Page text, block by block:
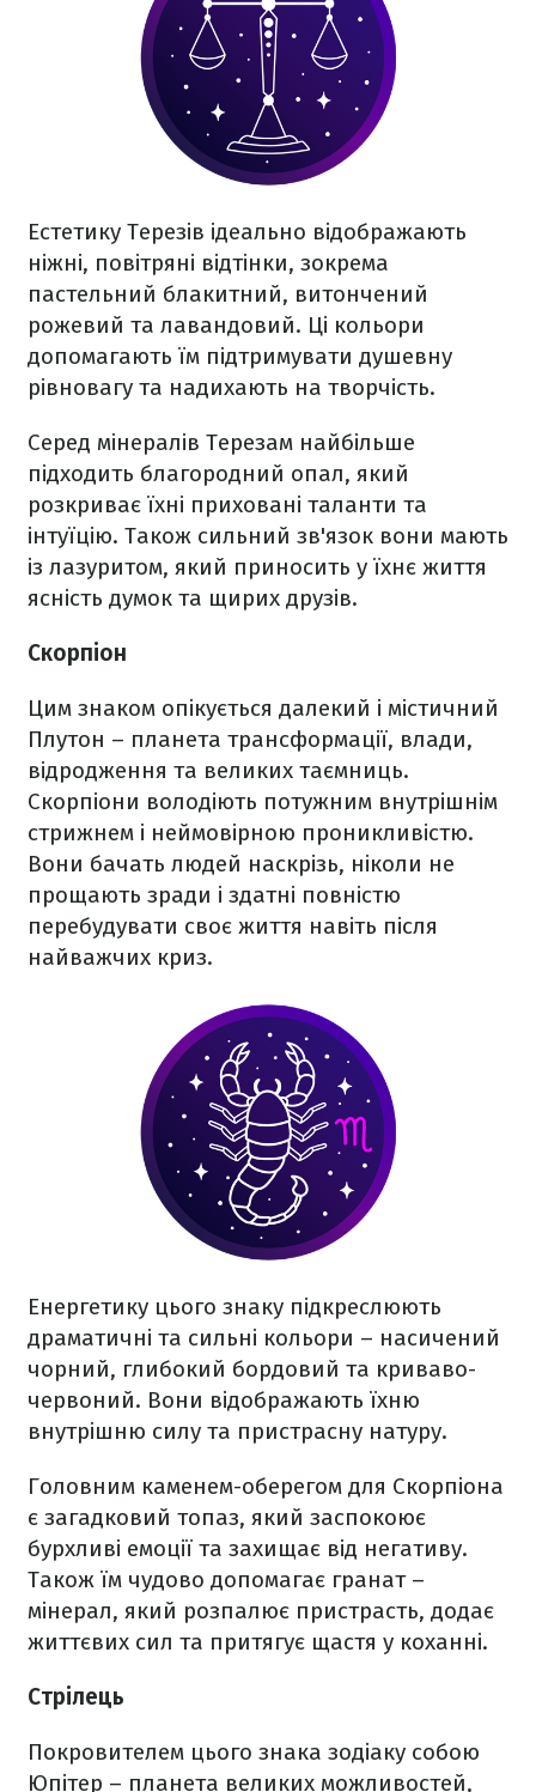
Естетику Терезів ідеально відображають
ніжні, повітряні відтінки, зокрема
пастельний блакитний, витончений
рожевий та лавандовий. Ці кольори
допомагають їм підтримувати душевну
рівновагу та надихають на творчість.
Серед мінералів Терезам найбільше
підходить благородний опал, який
розкриває їхні приховані таланти та
інтуїцію. Також сильний зв'язок вони мають
із лазуритом, який приносить у їхнє життя
ясність думок та щирих друзів.
Скорпіон
Цим знаком опікується далекий і містичний
Плутон – планета трансформації, влади,
відродження та великих таємниць.
Скорпіони володіють потужним внутрішнім
стрижнем і неймовірною проникливістю.
Вони бачать людей наскрізь, ніколи не
прощають зради і здатні повністю
перебудувати своє життя навіть після
найважчих криз.
Енергетику цього знаку підкреслюють
драматичні та сильні кольори – насичений
чорний, глибокий бордовий та криваво-
червоний. Вони відображають їхню
внутрішню силу та пристрасну натуру.
Головним каменем-оберегом для Скорпіона
є загадковий топаз, який заспокоює
бурхливі емоції та захищає від негативу.
Також їм чудово допомагає гранат –
мінерал, який розпалює пристрасть, додає
життєвих сил та притягує щастя у коханні.
Стрілець
Покровителем цього знака зодіаку собою
Юпітер – планета великих можливостей,